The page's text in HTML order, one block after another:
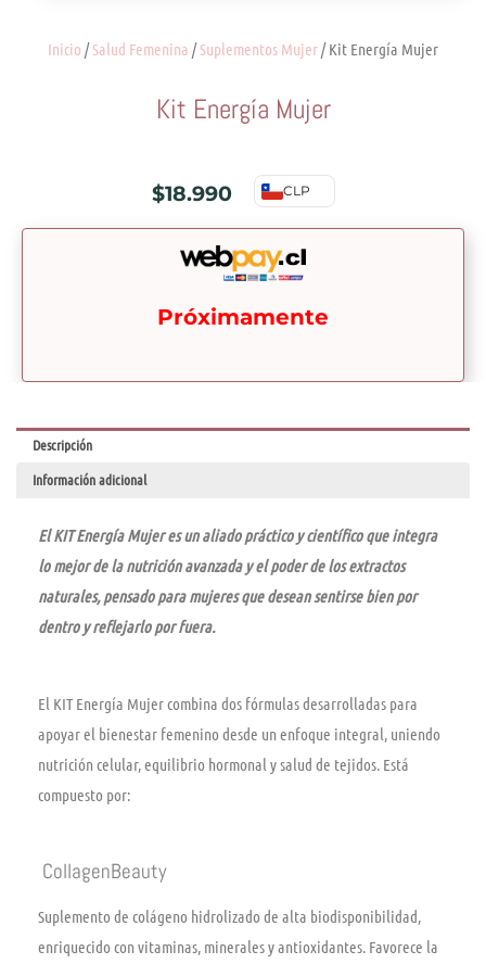
Inicio /Salud Femenina /Suplementos Mujer/ Kit Energía Mujer
Kit Energía Mujer
$18.990 CLP
Próximamente
Descripción
Información adicional
El KIT Energía Mujer es un aliado práctico y científico que integra
lo mejor de la nutrición avanzada y el poder de los extractos
naturales, pensado para mujeres que desean sentirse bien por
dentro y reflejarlo por fuera.
El KIT Energía Mujer combina dos fórmulas desarrolladas para
apoyar el bienestar femenino desde un enfoque integral, uniendo
nutrición celular, equilibrio hormonal y salud de tejidos. Está
compuesto por:
CollagenBeauty
Suplemento de colágeno hidrolizado de alta biodisponibilidad,
enriquecido con vitaminas, minerales y antioxidantes. Favorece la